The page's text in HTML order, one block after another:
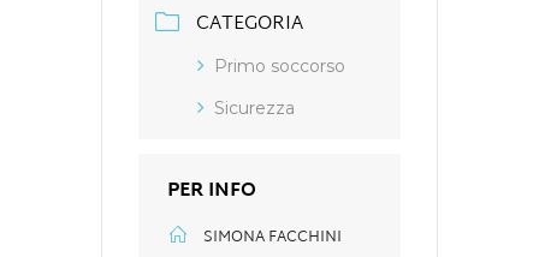
CATEGORIA
Primo soccorso
Sicurezza
PER INFO
SIMONA FACCHINI